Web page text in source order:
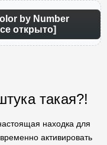
by Number
открыто]
такая?!
находка для
активировать